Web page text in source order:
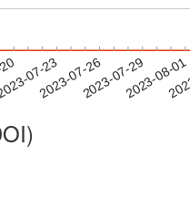
07-23
2023-07-262023-07-292023-08-01